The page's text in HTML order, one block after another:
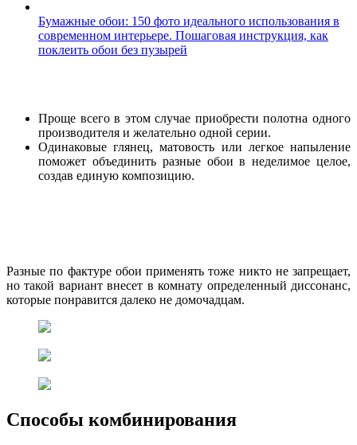
Бумажные обои: 150 фото идеального использования в
современном интерьере. Пошаговая инструкция, как
поклеить обои без пузырей
Проще всего в этом случае приобрести полотна одного
производителя и желательно одной серии.
Одинаковые глянец, матовость или легкое напыление
поможет объединить разные обои в неделимое целое,
создав единую композицию.
Разные по фактуре обои применять тоже никто не запрещает,
но такой вариант внесет в комнату определенный диссонанс,
которые понравится далеко не домочадцам.
Способы комбинирования